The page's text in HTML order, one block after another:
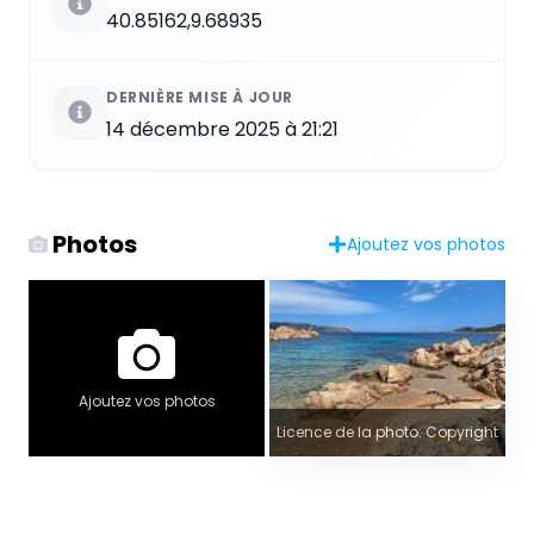
40.85162,9.68935
DERNIÈRE MISE À JOUR
14 décembre 2025 à 21:21
Photos Ajoutez vos photos
Ajoutez vos photos
Licence de la photo: Copyright